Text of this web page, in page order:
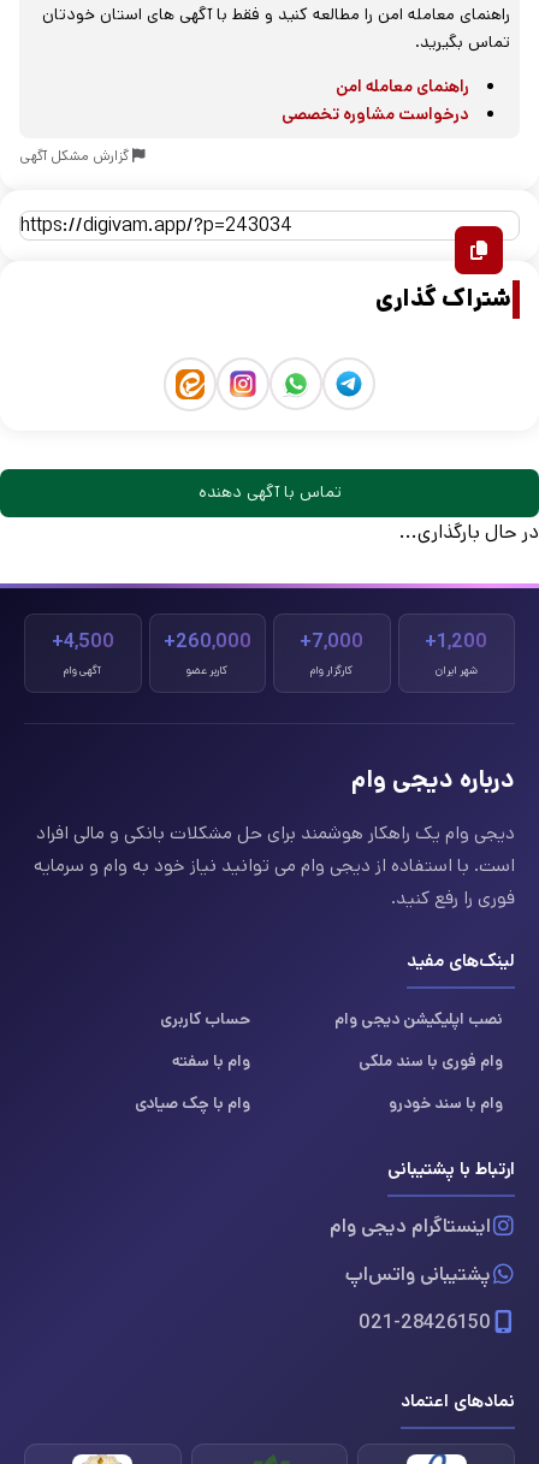
راهنمای معامله امن را مطالعه کنید و فقط با آگهی های استان خودتان
تماس بگیرید.
راهنمای معامله امن
درخواست مشاوره تخصصی
گزارش مشکل آگهی
اشتراک گذاری
تماس با آگهی دهنده
در حال بارگذاری...
1,200+
شهر ایران
7,000+
کارگزار وام
260,000+
کاربر عضو
4,500+
آگهی وام
درباره دیجی وام
دیجی وام یک راهکار هوشمند برای حل مشکلات بانکی و مالی افراد
است. با استفاده از دیجی وام می توانید نیاز خود به وام و سرمایه
فوری را رفع کنید.
لینک‌های مفید
نصب اپلیکیشن دیجی وام
حساب کاربری
وام فوری با سند ملکی
وام با سفته
وام با سند خودرو
وام با چک صیادی
ارتباط با پشتیبانی
اینستاگرام دیجی وام
پشتیبانی واتس‌اپ
021-28426150
نمادهای اعتماد